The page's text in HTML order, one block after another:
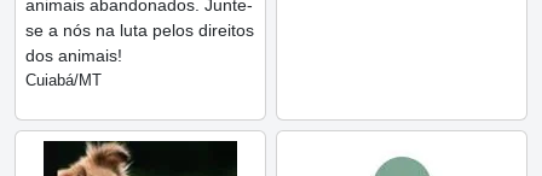
animais abandonados. Junte-
se a nós na luta pelos direitos
dos animais!
Cuiabá/MT